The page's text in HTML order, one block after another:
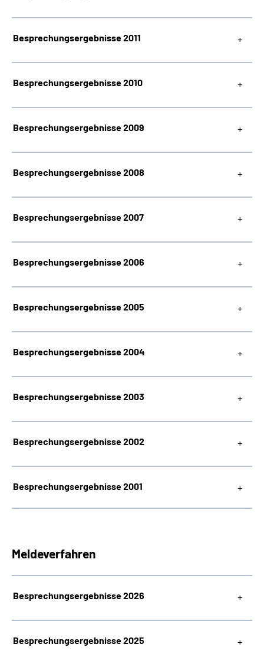
Besprechungsergebnisse 2011
Besprechungsergebnisse 2010
Besprechungsergebnisse 2009
Besprechungsergebnisse 2008
Besprechungsergebnisse 2007
Besprechungsergebnisse 2006
Besprechungsergebnisse 2005
Besprechungsergebnisse 2004
Besprechungsergebnisse 2003
Besprechungsergebnisse 2002
Besprechungsergebnisse 2001
Meldeverfahren
Besprechungsergebnisse 2026
Besprechungsergebnisse 2025